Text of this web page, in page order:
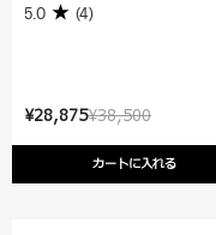
¥38,500
¥28,875
カートに入れる
5.0 (4)